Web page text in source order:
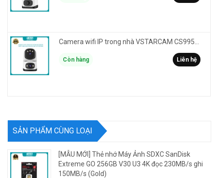
Camera wifi IP trong nhà VSTARCAM CS995DR xem 2 màn hình 6MP FullHD - báo động, đàm thoại, màu ban đêm
Còn hàng Liên hệ
SẢN PHẨM CÙNG LOẠI
[MẪU MỚI] Thẻ nhớ Máy Ảnh SDXC SanDisk
Extreme GO 256GB V30 U3 4K đọc 230MB/s ghi
150MB/s (Gold)